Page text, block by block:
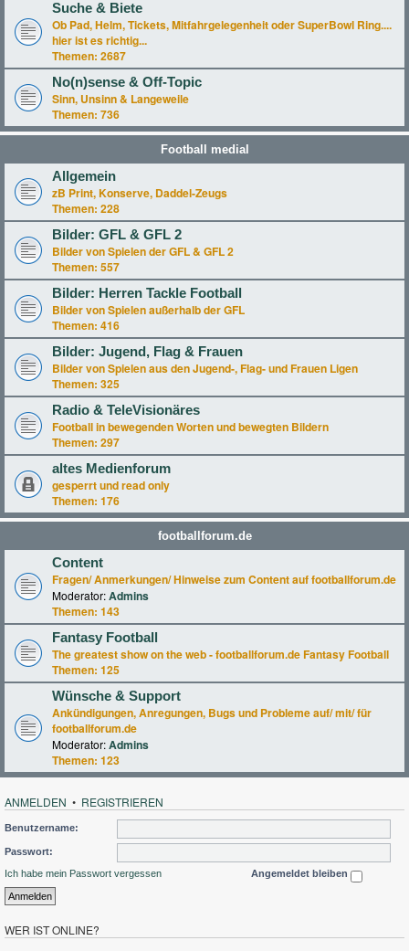
Suche & Biete
Ob Pad, Helm, Tickets, Mitfahrgelegenheit oder SuperBowl Ring....
hier ist es richtig...
Themen: 2687
No(n)sense & Off-Topic
Sinn, Unsinn & Langeweile
Themen: 736
Football medial
Allgemein
zB Print, Konserve, Daddel-Zeugs
Themen: 228
Bilder: GFL & GFL 2
Bilder von Spielen der GFL & GFL 2
Themen: 557
Bilder: Herren Tackle Football
Bilder von Spielen außerhalb der GFL
Themen: 416
Bilder: Jugend, Flag & Frauen
Bilder von Spielen aus den Jugend-, Flag- und Frauen Ligen
Themen: 325
Radio & TeleVisionäres
Football in bewegenden Worten und bewegten Bildern
Themen: 297
altes Medienforum
gesperrt und read only
Themen: 176
footballforum.de
Content
Fragen/ Anmerkungen/ Hinweise zum Content auf footballforum.de
Moderator:Admins
Themen: 143
Fantasy Football
The greatest show on the web - footballforum.de Fantasy Football
Themen: 125
Wünsche & Support
Ankündigungen, Anregungen, Bugs und Probleme auf/ mit/ für
footballforum.de
Moderator:Admins
Themen: 123
ANMELDEN • REGISTRIEREN
Benutzername:
Passwort:
Ich habe mein Passwort vergessen
Angemeldet bleiben
WER IST ONLINE?